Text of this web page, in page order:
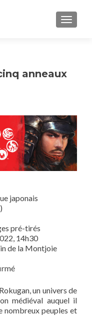
anneaux
japonais
pré-tirés
14h30
de la Montjoie
un univers de
médiéval auquel il
nombreux peuples et